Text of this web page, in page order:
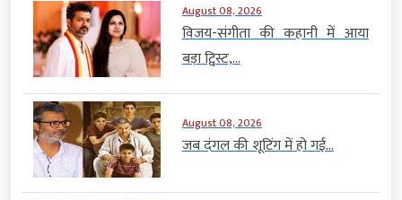
August 08, 2026
विजय-संगीता की कहानी में आया
बड़ा ट्विस्ट,...
August 08, 2026
जब दंगल की शूटिंग में हो गई...